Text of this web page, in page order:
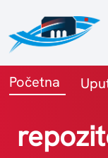
Početna